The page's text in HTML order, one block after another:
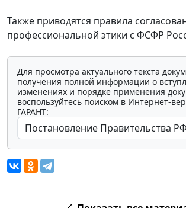
Также приводятся правила
профессиональной этики с ФСФР
Для просмотра актуального текста
получения полной информации о
изменениях и порядке применения
воспользуйтесь поиском в Интернет-
ГАРАНТ: